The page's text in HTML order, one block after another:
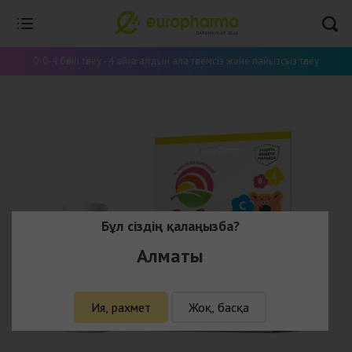
0-0-4 бөліп төлеу - 4 айға алдын ала төлемсіз және пайызсыз төлеу
Бұл сіздің қалаңызба?
Алматы
Ия, рахмет Жоқ, басқа